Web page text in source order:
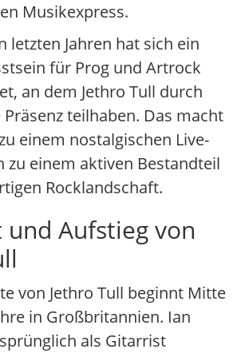
Musikexpress.
letzten Jahren hat sich ein
für Prog und Artrock
an dem Jethro Tull durch
teilhaben. Das macht
einem nostalgischen Live-
zu einem aktiven Bestandteil
Rocklandschaft.
Aufstieg von
von Jethro Tull beginnt Mitte
in Großbritannien. Ian
als Gitarrist